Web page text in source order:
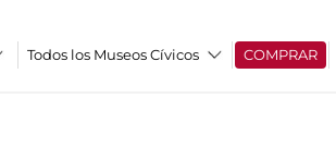
Todos los Museos Cívicos COMPRAR